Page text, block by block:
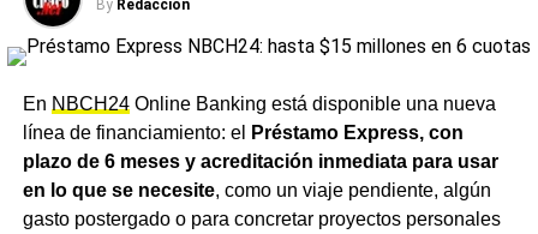
de servicio, restaurantes, farmacias e indumentaria,
entre otros.Para la red de comercios, la operación
funciona exactamente igual que cualquier venta con
tarjeta de débito, sin necesidad de realizar ninguna
acción o trámite adicional. El servicio no tiene costos
adicionales, comisiones ni intereses, y puede utilizarse
en cualquier comercio que opere con la tarjeta de débito
Chaco 24.
By Redacción
En NBCH24Online Banking está disponible una nueva
línea de financiamiento: el
Préstamo Express, con
plazo de 6 meses y acreditación inmediata para usar
en lo que se necesite, como un viaje pendiente, algún
gasto postergado o para concretar proyectos personales